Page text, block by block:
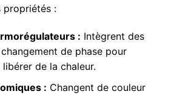
propriétés :
: Intègrent des
de phase pour
de la chaleur.
: Changent de couleur